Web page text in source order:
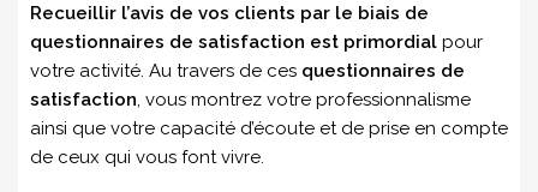
Recueillir l’avis de vos clients par le biais de
questionnaires de satisfaction est primordial pour
votre activité. Au travers de ces questionnaires de
satisfaction, vous montrez votre professionnalisme
ainsi que votre capacité d’écoute et de prise en compte
de ceux qui vous font vivre.